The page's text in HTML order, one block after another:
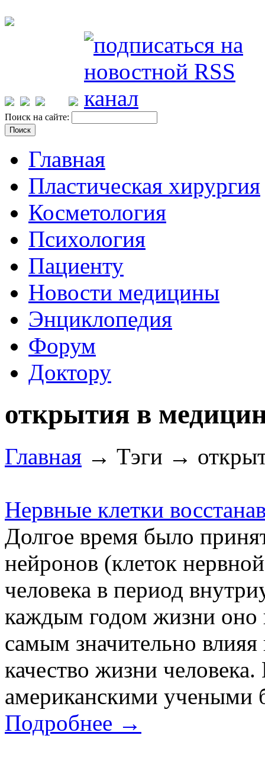
Поиск на сайте:
Главная
Пластическая хирургия
Косметология
Психология
Пациенту
Новости медицины
Энциклопедия
Форум
Доктору
открытия в
Главная → Тэги →
Нервные клетки
Долгое время было
нейронов (клеток
человека в период
каждым годом жизни оно
самым значительно влияя
качество жизни
американскими учеными
Подробнее →